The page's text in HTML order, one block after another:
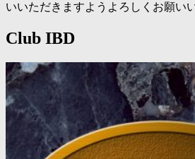
いいただきますようよろしくお願い
Club IBD